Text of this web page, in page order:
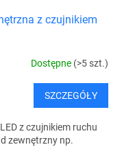
z czujnikiem
Dostępne (>5 szt.)
SZCZEGÓŁY
z czujnikiem ruchu
zewnętrzny np.